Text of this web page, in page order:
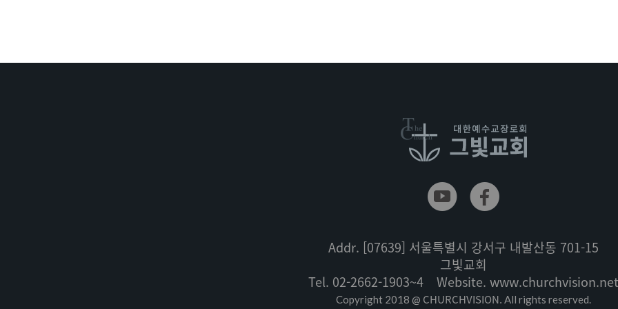
Addr. [07639] 서울특별시 강서구 내발산동 701-15
그빛교회
Tel. 02-2662-1903~4 Website. www.churchvision.net
Copyright 2018 @ CHURCHVISION. All rights reserved.